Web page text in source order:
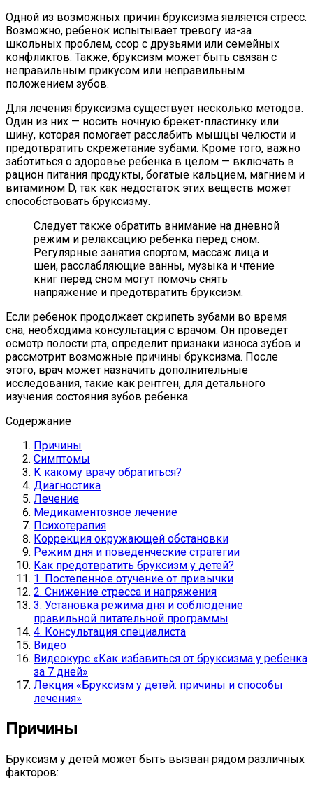
Одной из возможных причин бруксизма является стресс.
Возможно, ребенок испытывает тревогу из-за
школьных проблем, ссор с друзьями или семейных
конфликтов. Также, бруксизм может быть связан с
неправильным прикусом или неправильным
положением зубов.
Для лечения бруксизма существует несколько методов.
Один из них — носить ночную брекет-пластинку или
шину, которая помогает расслабить мышцы челюсти и
предотвратить скрежетание зубами. Кроме того, важно
заботиться о здоровье ребенка в целом — включать в
рацион питания продукты, богатые кальцием, магнием и
витамином D, так как недостаток этих веществ может
способствовать бруксизму.
Следует также обратить внимание на дневной
режим и релаксацию ребенка перед сном.
Регулярные занятия спортом, массаж лица и
шеи, расслабляющие ванны, музыка и чтение
книг перед сном могут помочь снять
напряжение и предотвратить бруксизм.
Если ребенок продолжает скрипеть зубами во время
сна, необходима консультация с врачом. Он проведет
осмотр полости рта, определит признаки износа зубов и
рассмотрит возможные причины бруксизма. После
этого, врач может назначить дополнительные
исследования, такие как рентген, для детального
изучения состояния зубов ребенка.
Содержание
Причины
Симптомы
К какому врачу обратиться?
Диагностика
Лечение
Медикаментозное лечение
Психотерапия
Коррекция окружающей обстановки
Режим дня и поведенческие стратегии
Как предотвратить бруксизм у детей?
1. Постепенное отучение от привычки
2. Снижение стресса и напряжения
3. Установка режима дня и соблюдение
правильной питательной программы
4. Консультация специалиста
Видео
Видеокурс «Как избавиться от бруксизма у ребенка
за 7 дней»
Лекция «Бруксизм у детей: причины и способы
лечения»
Причины
Бруксизм у детей может быть вызван рядом различных
факторов: